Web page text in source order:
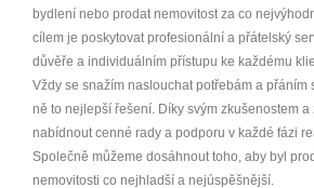
bydlení nebo prodat nemovitost za co
cílem je poskytovat profesionální a přátelský
důvěře a individuálním přístupu ke každému
Vždy se snažím naslouchat potřebám a přáním
ně to nejlepší řešení. Díky svým zkušenostem a
nabídnout cenné rady a podporu v každé fázi
Společně můžeme dosáhnout toho, aby byl
nemovitosti co nejhladší a nejúspěšnější.